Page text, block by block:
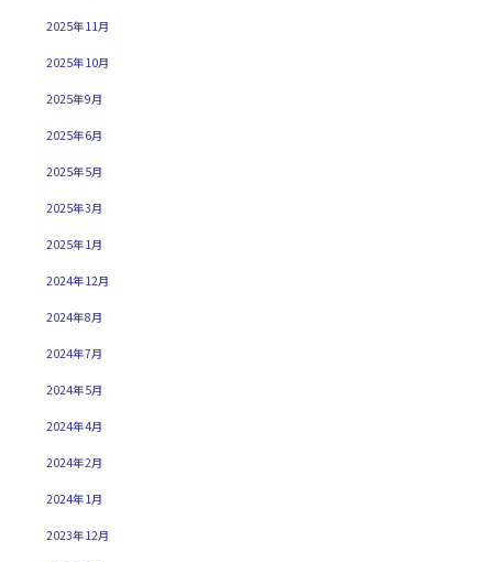
2025年11月
2025年10月
2025年9月
2025年6月
2025年5月
2025年3月
2025年1月
2024年12月
2024年8月
2024年7月
2024年5月
2024年4月
2024年2月
2024年1月
2023年12月